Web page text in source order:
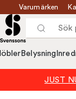
Varumärken
Belysning
JUST